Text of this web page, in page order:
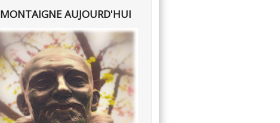
MONTAIGNE AUJOURD'HUI